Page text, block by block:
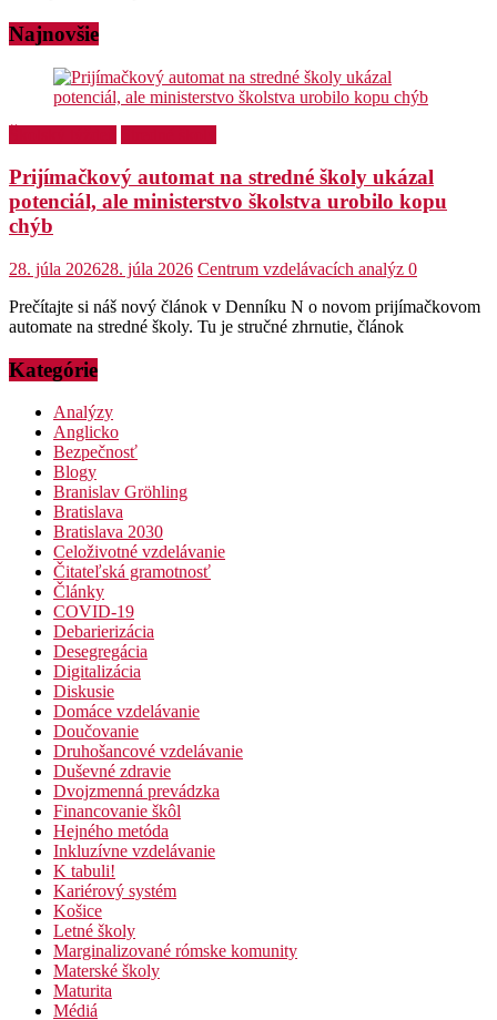
Najnovšie
Prijímačkový automat na stredné školy ukázal
potenciál, ale ministerstvo školstva urobilo kopu
chýb
28. júla 202628. júla 2026 Centrum vzdelávacích analýz 0
Prečítajte si náš nový článok v Denníku N o novom prijímačkovom
automate na stredné školy. Tu je stručné zhrnutie, článok
Kategórie
Analýzy
Anglicko
Bezpečnosť
Blogy
Branislav Gröhling
Bratislava
Bratislava 2030
Celoživotné vzdelávanie
Čitateľská gramotnosť
Články
COVID-19
Debarierizácia
Desegregácia
Digitalizácia
Diskusie
Domáce vzdelávanie
Doučovanie
Druhošancové vzdelávanie
Duševné zdravie
Dvojzmenná prevádzka
Financovanie škôl
Hejného metóda
Inkluzívne vzdelávanie
K tabuli!
Kariérový systém
Košice
Letné školy
Marginalizované rómske komunity
Materské školy
Maturita
Médiá